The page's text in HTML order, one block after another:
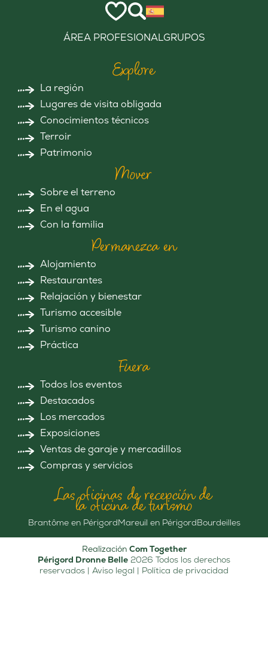
ÁREA PROFESIONALGRUPOS
Explore
La región
Lugares de visita obligada
Conocimientos técnicos
Terroir
Patrimonio
Mover
Sobre el terreno
En el agua
Con la familia
Permanezca en
Alojamiento
Restaurantes
Relajación y bienestar
Turismo accesible
Turismo canino
Práctica
Fuera
Todos los eventos
Destacados
Los mercados
Exposiciones
Ventas de garaje y mercadillos
Compras y servicios
Las oficinas de recepción de
la oficina de turismo
Brantôme en PérigordMareuil en PérigordBourdeilles
Realización Com Together
Périgord Dronne Belle 2026 Todos los derechos
reservados | Aviso legal | Política de privacidad